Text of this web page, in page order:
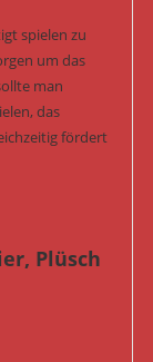
spielen zu
um das
man
das
fördert
Plüsch